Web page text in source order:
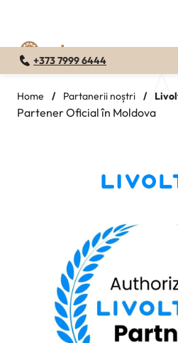
content
+373 7999 6444
Home / Partanerii noștri /
Partener Oficial în Moldova